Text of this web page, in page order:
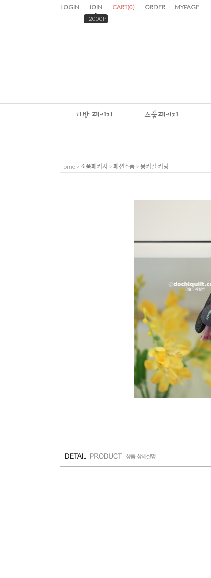
LOGIN
JOIN
+2000P
CART(0) ORDER MYPAGE
가방 패키지 소품패키지
home > 소품패키지 > 패션소품 > 몽키걸 키링